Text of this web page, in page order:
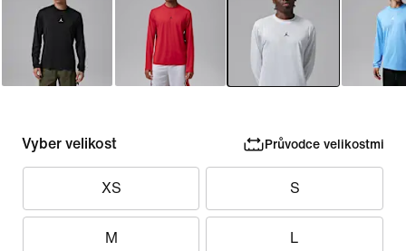
Vyber velikost Průvodce velikostmi
XS S
M L